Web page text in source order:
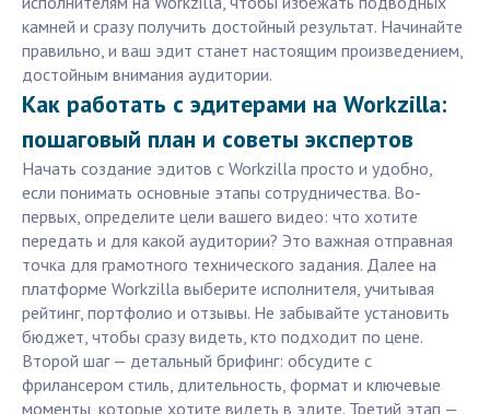
камней и сразу получить достойный результат. Начинайте
правильно, и ваш эдит станет настоящим произведением,
достойным внимания аудитории.
Как работать с эдитерами на Workzilla:
пошаговый план и советы экспертов
Начать создание эдитов с Workzilla просто и удобно,
если понимать основные этапы сотрудничества. Во-
первых, определите цели вашего видео: что хотите
передать и для какой аудитории? Это важная отправная
точка для грамотного технического задания. Далее на
платформе Workzilla выберите исполнителя, учитывая
рейтинг, портфолио и отзывы. Не забывайте установить
бюджет, чтобы сразу видеть, кто подходит по цене.
Второй шаг — детальный брифинг: обсудите с
фрилансером стиль, длительность, формат и ключевые
моменты, которые хотите видеть в эдите. Третий этап —